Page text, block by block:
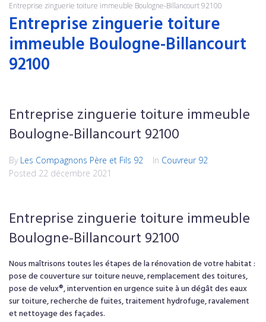
Entreprise zinguerie toiture
immeuble Boulogne-Billancourt
92100
Entreprise zinguerie toiture immeuble Boulogne-Billancourt 92100
Entreprise zinguerie toiture immeuble
Boulogne-Billancourt 92100
By Les Compagnons Père et Fils 92 In Couvreur 92
Posted 22 décembre 2021
Entreprise zinguerie toiture immeuble
Boulogne-Billancourt 92100
Nous maîtrisons toutes les étapes de la rénovation de votre habitat :
pose de couverture sur toiture neuve, remplacement des toitures,
pose de velux®, intervention en urgence suite à un dégât des eaux
sur toiture, recherche de fuites, traitement hydrofuge, ravalement
et nettoyage des façades.